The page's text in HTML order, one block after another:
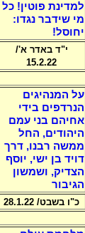
למדינת פוטין! כל
מי שידבר נגדו:
יחוסל!
י"ד באדר א'/
15.2.22
על המנהיגים
הנרדפים בידי
אחיהם בני עמם
היהודים, החל
ממשה רבנו, דרך
דויד בן ישי, יוסף
הצדיק, ושמשון
הגיבור
כ"ו בשבט/ 28.1.22